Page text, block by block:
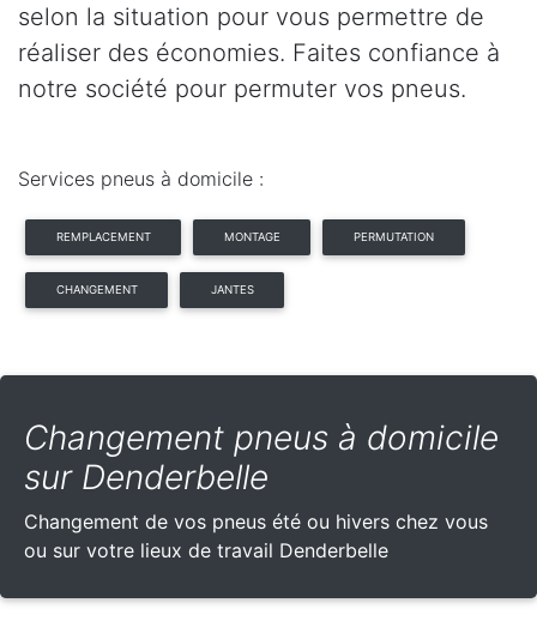
selon la situation pour vous permettre de
réaliser des économies. Faites confiance à
notre société pour permuter vos pneus.
Services pneus à domicile :
REMPLACEMENT MONTAGE PERMUTATION
CHANGEMENT JANTES
Changement pneus à domicile
sur Denderbelle
Changement de vos pneus été ou hivers chez vous
ou sur votre lieux de travail Denderbelle